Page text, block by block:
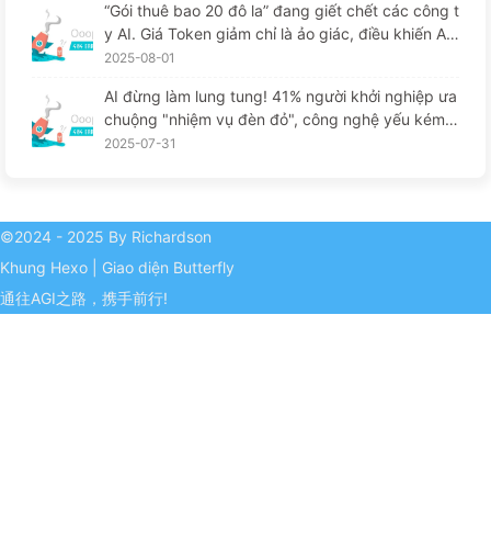
“Gói thuê bao 20 đô la” đang giết chết các công t
y AI. Giá Token giảm chỉ là ảo giác, điều khiến AI
thực sự đắt đỏ chính là lòng tham của bạn — Họ
2025-08-01
AI đừng làm lung tung! 41% người khởi nghiệp ưa
chuộng "nhiệm vụ đèn đỏ", công nghệ yếu kém k
hiến nhân viên khổ sở hơn — từ từ học AI
2025-07-31
©2024 - 2025 By Richardson
Khung Hexo Giao diện Butterfly
通往AGI之路，携手前行!